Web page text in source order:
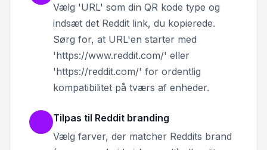
Vælg 'URL' som din QR kode type og
indsæt det Reddit link, du kopierede.
Sørg for, at URL'en starter med
'https://www.reddit.com/' eller
'https://reddit.com/' for ordentlig
kompatibilitet på tværs af enheder.
Tilpas til Reddit branding
Vælg farver, der matcher Reddits brand